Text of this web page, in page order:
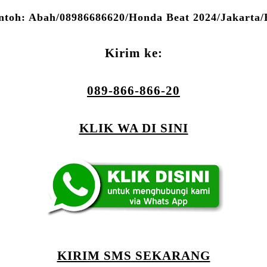
Abah/08986686620/Honda Beat 2024/
Kirim ke:
089-866-866-20
KLIK WA DI SINI
KIRIM SMS SEKARANG